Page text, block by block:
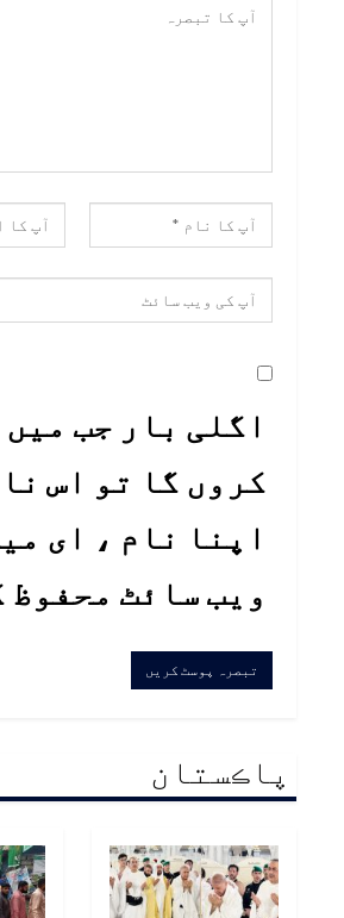
اگلی بار جب میں
کروں گا تو اس
اپنا نام ، ای
ویب سائٹ محفوظ
پاڪستان